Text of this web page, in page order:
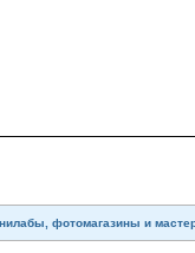
фотомагазины и